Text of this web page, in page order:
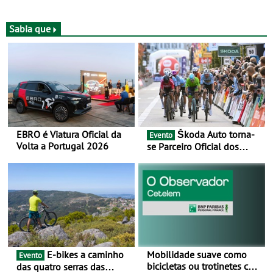
Sabia que
EBRO é Viatura Oficial da
Volta a Portugal 2026
Evento
se Parceiro Oficial dos
BTT e Gravel da UCI - Para
os anos de 2025 e 2026
Evento
das quatro serras das
Mobilidade suave como
bicicletas ou trotinetes com